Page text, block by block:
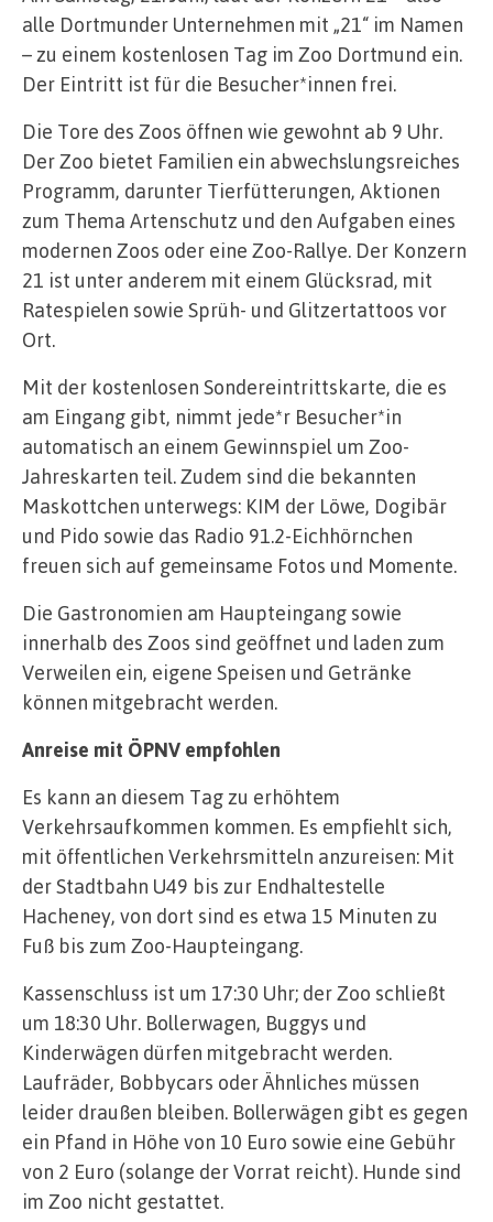
alle Dortmunder Unternehmen mit „21“ im Namen
– zu einem kostenlosen Tag im Zoo Dortmund ein.
Der Eintritt ist für die Besucher*innen frei.
Die Tore des Zoos öffnen wie gewohnt ab 9 Uhr.
Der Zoo bietet Familien ein abwechslungsreiches
Programm, darunter Tierfütterungen, Aktionen
zum Thema Artenschutz und den Aufgaben eines
modernen Zoos oder eine Zoo-Rallye. Der Konzern
21 ist unter anderem mit einem Glücksrad, mit
Ratespielen sowie Sprüh- und Glitzertattoos vor
Ort.
Mit der kostenlosen Sondereintrittskarte, die es
am Eingang gibt, nimmt jede*r Besucher*in
automatisch an einem Gewinnspiel um Zoo-
Jahreskarten teil. Zudem sind die bekannten
Maskottchen unterwegs: KIM der Löwe, Dogibär
und Pido sowie das Radio 91.2-Eichhörnchen
freuen sich auf gemeinsame Fotos und Momente.
Die Gastronomien am Haupteingang sowie
innerhalb des Zoos sind geöffnet und laden zum
Verweilen ein, eigene Speisen und Getränke
können mitgebracht werden.
Anreise mit ÖPNV empfohlen
Es kann an diesem Tag zu erhöhtem
Verkehrsaufkommen kommen. Es empfiehlt sich,
mit öffentlichen Verkehrsmitteln anzureisen: Mit
der Stadtbahn U49 bis zur Endhaltestelle
Hacheney, von dort sind es etwa 15 Minuten zu
Fuß bis zum Zoo-Haupteingang.
Kassenschluss ist um 17:30 Uhr; der Zoo schließt
um 18:30 Uhr. Bollerwagen, Buggys und
Kinderwägen dürfen mitgebracht werden.
Laufräder, Bobbycars oder Ähnliches müssen
leider draußen bleiben. Bollerwägen gibt es gegen
ein Pfand in Höhe von 10 Euro sowie eine Gebühr
von 2 Euro (solange der Vorrat reicht). Hunde sind
im Zoo nicht gestattet.